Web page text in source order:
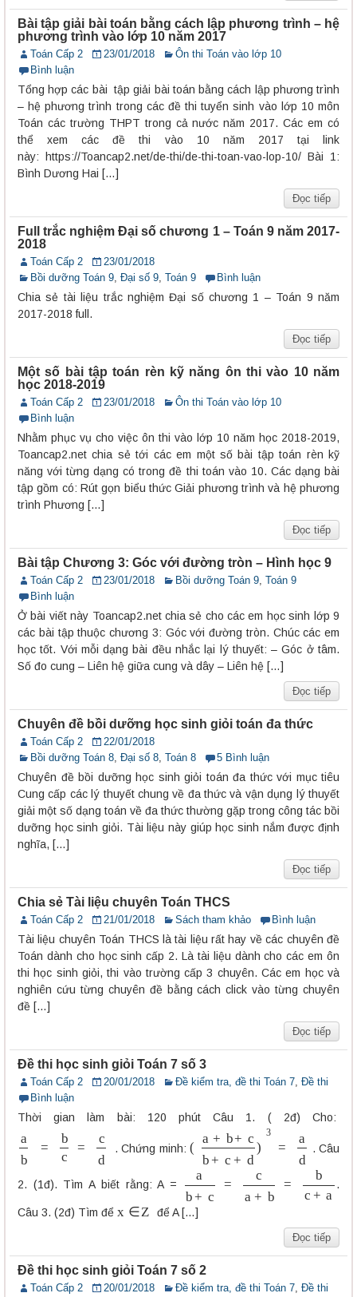
Bài tập giải bài toán bằng cách lập phương trình – hệ
phương trình vào lớp 10 năm 2017
Toán Cấp 2 23/01/2018
Ôn thi Toán vào lớp 10
Bình luận
Tổng hợp các bài tập giải bài toán bằng cách lập phương trình
– hệ phương trình trong các đề thi tuyển sinh vào lớp 10 môn
Toán các trường THPT trong cả nước năm 2017. Các em có
thể xem các đề thi vào 10 năm 2017 tại link
này: https://Toancap2.net/de-thi/de-thi-toan-vao-lop-10/ Bài 1:
Bình Dương Hai […]
Đọc tiếp
Full trắc nghiệm Đại số chương 1 – Toán 9 năm 2017-
2018
Toán Cấp 2
23/01/2018
Bồi dưỡng Toán 9 Đại số 9 Toán 9 Bình luận
Chia sẻ tài liệu trắc nghiệm Đại số chương 1 – Toán 9 năm
2017-2018 full.
Đọc tiếp
Một số bài tập toán rèn kỹ năng ôn thi vào 10 năm
học 2018-2019
Toán Cấp 2 23/01/2018
Ôn thi Toán vào lớp 10
Bình luận
Nhằm phục vụ cho việc ôn thi vào lớp 10 năm học 2018-2019,
Toancap2.net chia sẻ tới các em một số bài tập toán rèn kỹ
năng với từng dạng có trong đề thi toán vào 10. Các dạng bài
tập gồm có: Rút gọn biểu thức Giải phương trình và hệ phương
trình Phương […]
Đọc tiếp
Bài tập Chương 3: Góc với đường tròn – Hình học 9
Toán Cấp 2 23/01/2018 Bồi dưỡng Toán 9 Toán 9
Bình luận
Ở bài viết này Toancap2.net chia sẻ cho các em học sinh lớp 9
các bài tập thuộc chương 3: Góc với đường tròn. Chúc các em
học tốt. Với mỗi dạng bài đều nhắc lại lý thuyết: – Góc ở tâm.
Số đo cung – Liên hệ giữa cung và dây – Liên hệ […]
Đọc tiếp
Chuyên đề bồi dưỡng học sinh giỏi toán đa thức
Toán Cấp 2
22/01/2018
Bồi dưỡng Toán 8 Đại số 8 Toán 8 5 Bình luận
Chuyên đề bồi dưỡng học sinh giỏi toán đa thức với mục tiêu
Cung cấp các lý thuyết chung về đa thức và vận dụng lý thuyết
giải một số dạng toán về đa thức thường gặp trong công tác bồi
dưỡng học sinh giỏi. Tài liệu này giúp học sinh nắm được định
nghĩa, […]
Đọc tiếp
Chia sẻ Tài liệu chuyên Toán THCS
Toán Cấp 2 21/01/2018 Sách tham khảo Bình luận
Tài liệu chuyên Toán THCS là tài liệu rất hay về các chuyên đề
Toán dành cho học sinh cấp 2. Là tài liệu dành cho các em ôn
thi học sinh giỏi, thi vào trường cấp 3 chuyên. Các em học và
nghiên cứu từng chuyên đề bằng cách click vào từng chuyên
đề […]
Đọc tiếp
Đề thi học sinh giỏi Toán 7 số 3
Toán Cấp 2 20/01/2018 Đề kiểm tra, đề thi Toán 7 Đề thi
Bình luận
Thời gian làm bài: 120 phút Câu 1. ( 2đ) Cho:
ab c . Chứng minh:( a+ b+ cb+c + d a . Câu
2. (1đ). Tìm A biết rằng: A = b+ b .
Câu 3. (2đ) Tìm để ∈Z để A […]
Đọc tiếp
Đề thi học sinh giỏi Toán 7 số 2
Toán Cấp 2 20/01/2018 Đề kiểm tra, đề thi Toán 7, Đề thi